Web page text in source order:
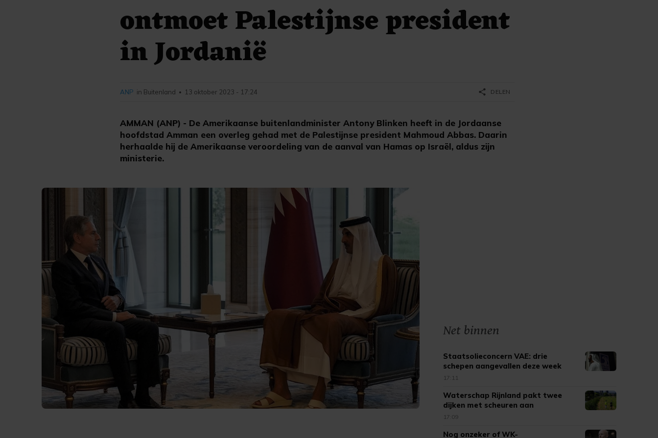
ontmoet Palestijnse president
in Jordanië
AMMAN (ANP) - De Amerikaanse buitenlandminister Antony Blinken heeft in de Jordaanse
hoofdstad Amman een overleg gehad met de Palestijnse president Mahmoud Abbas. Daarin
herhaalde hij de Amerikaanse veroordeling van de aanval van Hamas op Israël, aldus zijn
ministerie.
ANP in Buitenland • 13 oktober 2023 - 17:24 share DELEN
Net binnen
Staatsolieconcern VAE: drie
schepen aangevallen deze week
17:11
Waterschap Rijnland pakt twee
dijken met scheuren aan
17:09
Nog onzeker of WK-